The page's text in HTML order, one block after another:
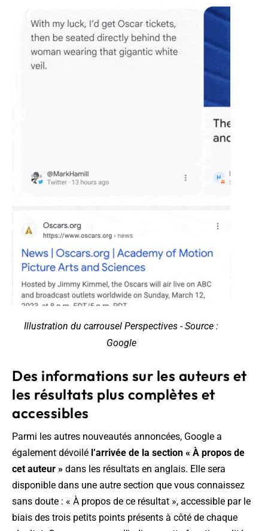
Illustration du carrousel Perspectives - Source :
Google
Des informations sur les auteurs et
les résultats plus complètes et
accessibles
Parmi les autres nouveautés annoncées, Google a
également dévoilé l’arrivée de la section « À propos de
cet auteur » dans les résultats en anglais. Elle sera
disponible dans une autre section que vous connaissez
sans doute : « À propos de ce résultat », accessible par le
biais des trois petits points présents à côté de chaque